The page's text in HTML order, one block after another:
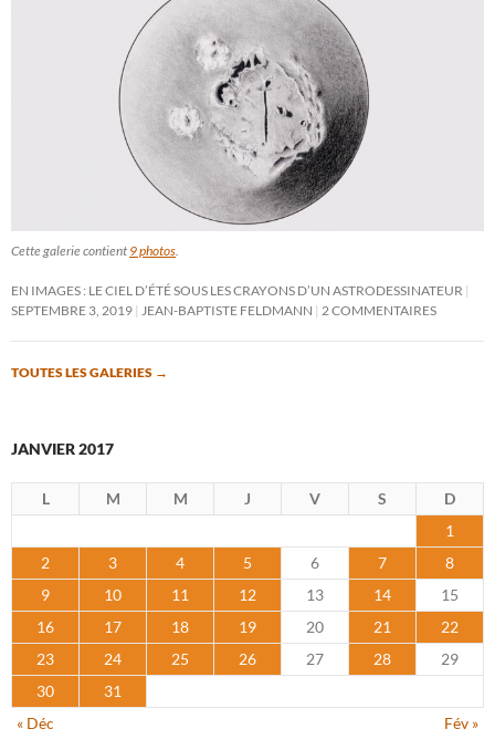
Cette galerie contient 9 photos
EN IMAGES : LE CIEL D’ÉTÉ SOUS LES CRAYONS D’UN ASTRODESSINATEUR
SEPTEMBRE 3, 2019
JEAN-BAPTISTE FELDMANN 2 COMMENTAIRES
TOUTES LES GALERIES →
JANVIER 2017
L M M J V S
D
1
2
3 4 5 6 7
8
9
10 11 12 13 14
15
16
17 18 19 20 21
22
23
24 25 26 27 28
29
30
31
« Déc
Fév »